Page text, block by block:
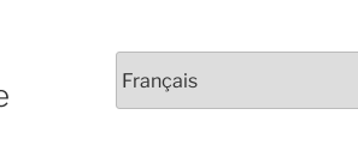
une
langue